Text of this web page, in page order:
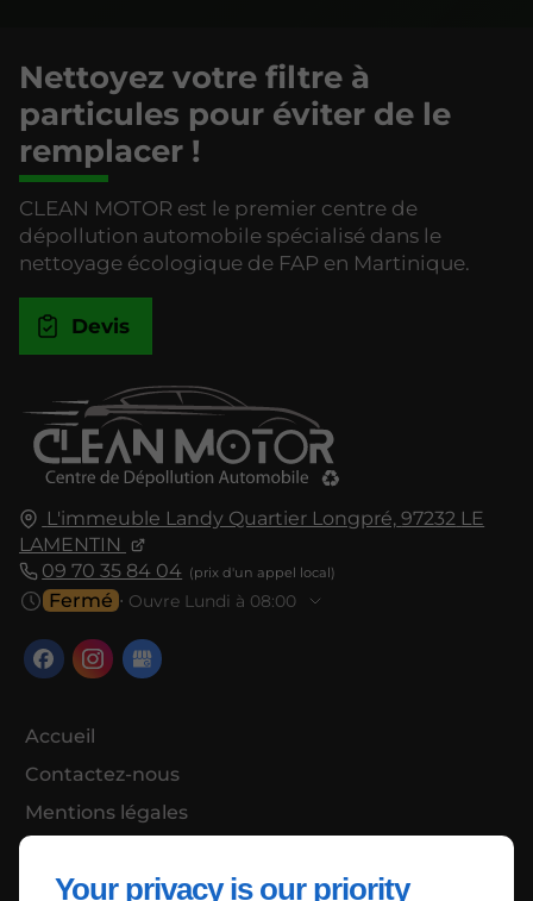
Your privacy is our priority
L'immeuble Landy Quartier Longpré, 97232 LE
LAMENTIN
09 70 35 84 04
Fermé ⋅ Ouvre Lundi à 08:00
Accueil
Contactez-nous
Mentions légales
Nettoyez votre filtre à
particules pour éviter de le
remplacer !
CLEAN MOTOR est le premier centre de
dépollution automobile spécialisé dans le
nettoyage écologique de FAP en Martinique.
Devis